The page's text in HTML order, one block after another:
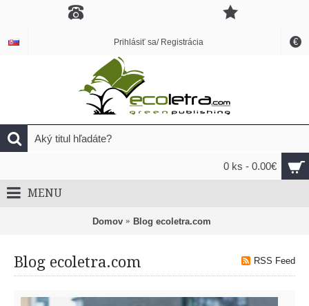
€
Prihlásiť sa/ Registrácia
0 ks - 0.00€
MENU
Domov Blog ecoletra.com
Blog ecoletra.com RSS Feed